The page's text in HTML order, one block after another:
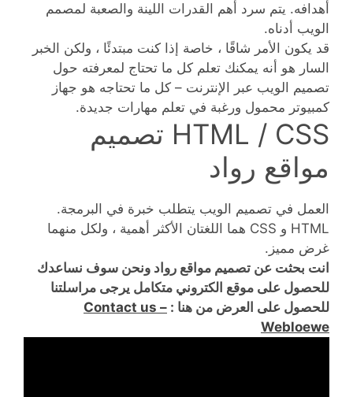
أهدافه. يتم سرد أهم القدرات اللينة والصعبة لمصمم
الويب أدناه.
قد يكون الأمر شاقًا ، خاصة إذا كنت مبتدئًا ، ولكن الخبر
السار هو أنه يمكنك تعلم كل ما تحتاج لمعرفته حول
تصميم الويب عبر الإنترنت – كل ما تحتاجه هو جهاز
كمبيوتر محمول ورغبة في تعلم مهارات جديدة.
HTML / CSS تصميم
مواقع رواد
العمل في تصميم الويب يتطلب خبرة في البرمجة.
HTML و CSS هما اللغتان الأكثر أهمية ، ولكل منهما
غرض مميز.
انت بحثت عن تصميم مواقع رواد ونحن سوف نساعدك
للحصول على موقع الكتروني متكامل يرجى مراسلتنا
للحصول على العرض من هنا : Contact us –
Webloewe